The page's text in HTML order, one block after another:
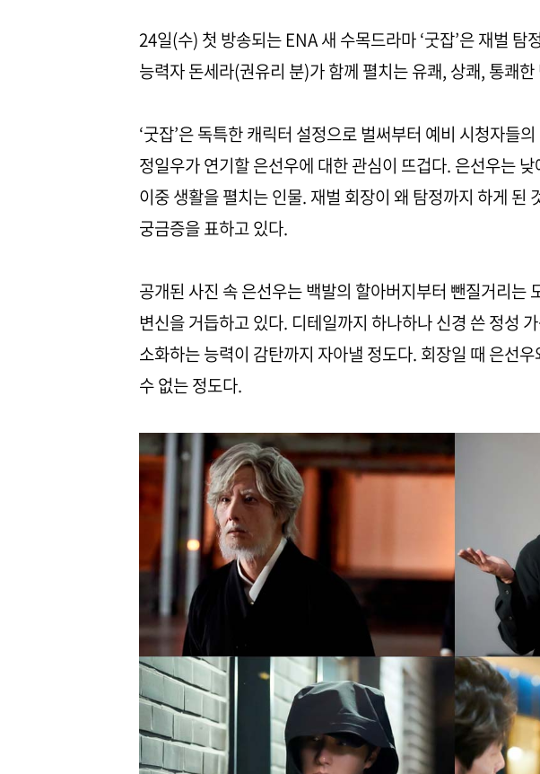
24일(수) 첫 방송되는 ENA 새 수목드라마 ‘굿잡’은 재벌 탐
능력자 돈세라(권유리 분)가 함께 펼치는 유쾌, 상쾌, 통쾌
‘굿잡’은 독특한 캐릭터 설정으로 벌써부터 예비 시청자들
정일우가 연기할 은선우에 대한 관심이 뜨겁다. 은선우는
이중 생활을 펼치는 인물. 재벌 회장이 왜 탐정까지 하게 된
궁금증을 표하고 있다.
공개된 사진 속 은선우는 백발의 할아버지부터 뺀질거리는
변신을 거듭하고 있다. 디테일까지 하나하나 신경 쓴 정성
소화하는 능력이 감탄까지 자아낼 정도다. 회장일 때 은선
수 없는 정도다.